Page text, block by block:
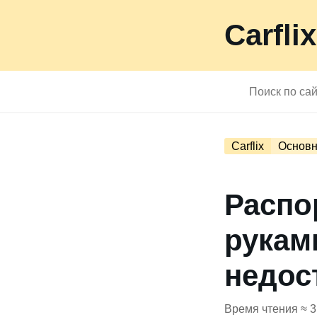
Carflix
Carflix
Время чтения ≈